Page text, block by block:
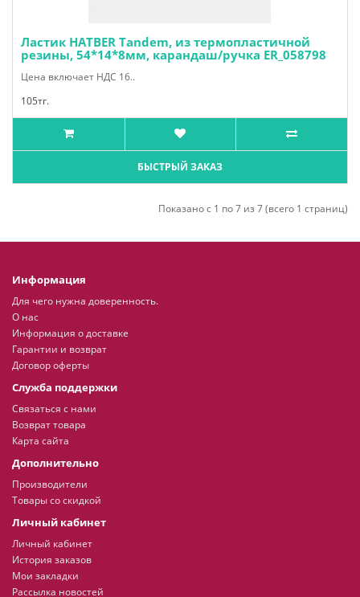
Ластик HATBER Tandem, из термопластичной
резины, 54*14*8мм, карандаш/ручка ER_058798
Цена включает НДС 16..
105тг.
БЫСТРЫЙ ЗАКАЗ
Показано с 1 по 7 из 7 (всего 1 страниц)
Информация
Для чего нужна доверенность.
О нас
Информация о доставке
Гарантии и возврат
Договор оферты
Служба поддержки
Связаться с нами
Возврат товара
Карта сайта
Дополнительно
Производители
Товары со скидкой
Личный кабинет
Личный кабинет
История заказов
Мои закладки
Рассылка новостей